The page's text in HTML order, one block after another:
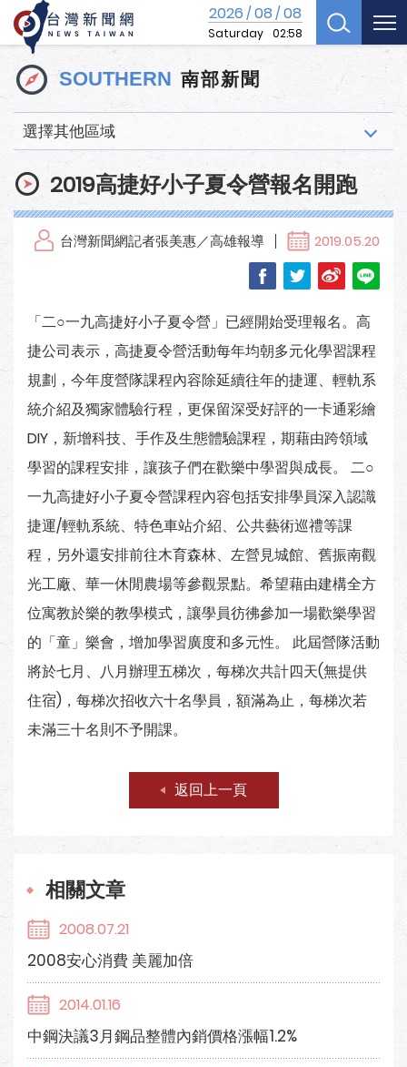
2026/08/08
Saturday 02:58
SOUTHERN 南部新聞
選擇其他區域
2019高捷好小子夏令營報名開跑
台灣新聞網記者張美惠／高雄報導 2019.05.20
「二○一九高捷好小子夏令營」已經開始受理報名。高
捷公司表示，高捷夏令營活動每年均朝多元化學習課程
規劃，今年度營隊課程內容除延續往年的捷運、輕軌系
統介紹及獨家體驗行程，更保留深受好評的一卡通彩繪
DIY，新增科技、手作及生態體驗課程，期藉由跨領域
學習的課程安排，讓孩子們在歡樂中學習與成長。 二○
一九高捷好小子夏令營課程內容包括安排學員深入認識
捷運/輕軌系統、特色車站介紹、公共藝術巡禮等課
程，另外還安排前往木育森林、左營見城館、舊振南觀
光工廠、華一休閒農場等參觀景點。希望藉由建構全方
位寓教於樂的教學模式，讓學員彷彿參加一場歡樂學習
的「童」樂會，增加學習廣度和多元性。 此屆營隊活動
將於七月、八月辦理五梯次，每梯次共計四天(無提供
住宿)，每梯次招收六十名學員，額滿為止，每梯次若
未滿三十名則不予開課。
返回上一頁
相關文章
2008.07.21
2008安心消費 美麗加倍
2014.01.16
中鋼決議3月鋼品整體內銷價格漲幅1.2%